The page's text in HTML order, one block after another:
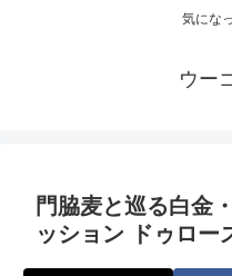
気にな
ウー
門脇麦と巡る白金
ッション ドゥロー